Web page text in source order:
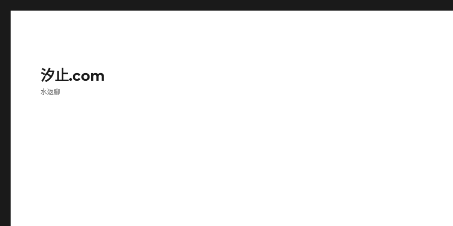
汐止.com
水返腳